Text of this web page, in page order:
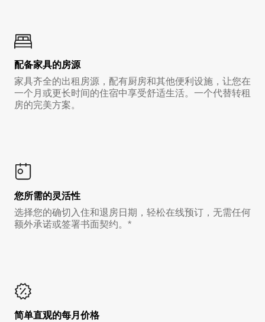
配备家具的房源
家具齐全的出租房源，配有厨房和其他便利设施，让您在
一个月或更长时间的住宿中享受舒适生活。一个代替转租
房的完美方案。
您所需的灵活性
选择您的确切入住和退房日期，轻松在线预订，无需任何
额外承诺或签署书面契约。*
简单直观的每月价格